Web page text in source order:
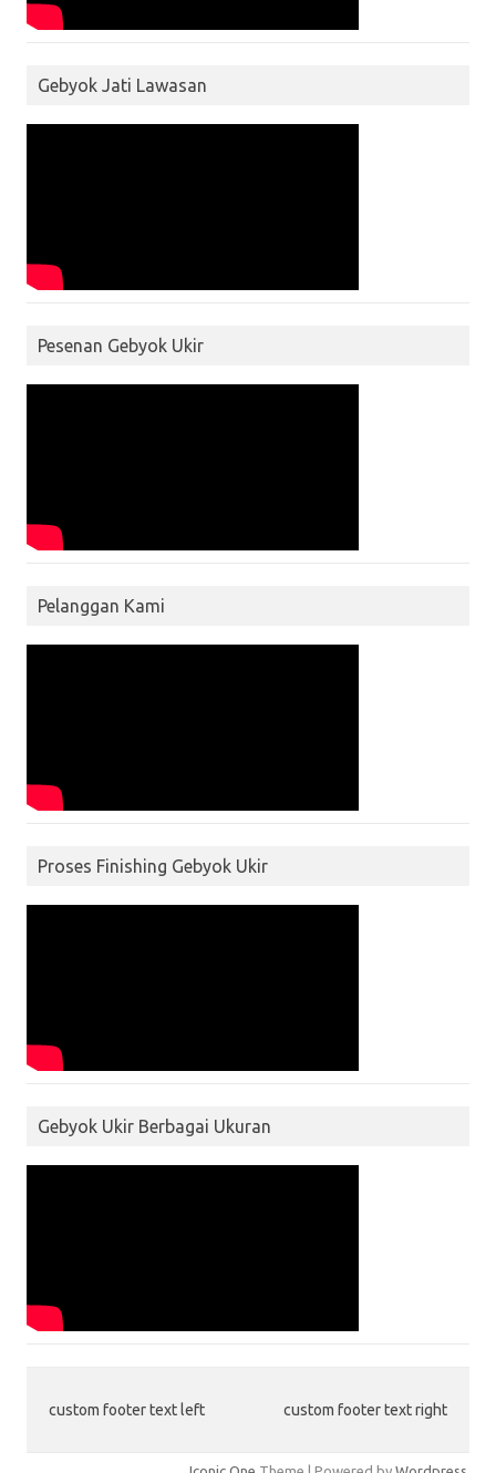
Gebyok Jati Lawasan
Pesenan Gebyok Ukir
Pelanggan Kami
Proses Finishing Gebyok Ukir
Gebyok Ukir Berbagai Ukuran
custom footer text left custom footer text right